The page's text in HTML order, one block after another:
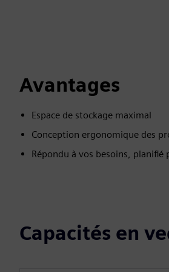
Avantages
Espace de stockage maximal
Conception ergonomique des
Répondu à vos besoins,
Capacités en